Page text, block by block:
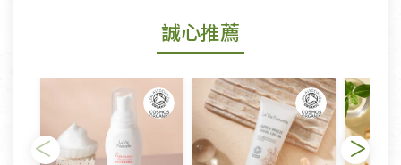
若您購買的商品有下列「不適用七天鑑賞期商品」情
形者，除商品瑕疵以外，恕不接受退換貨.
依消保法之規定提供該商品七天免費鑑賞期(含例假
日)的服務，原則上若商品未經使用或被汙損(除商品
瑕疵)，一般皆可申請退換貨。
誠心推薦